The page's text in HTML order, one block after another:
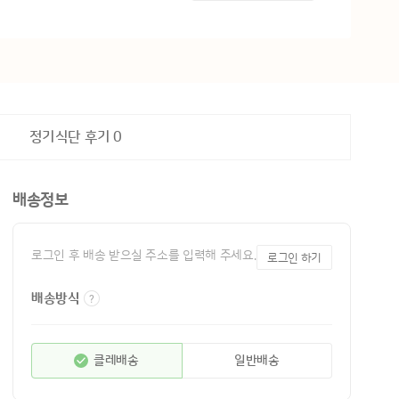
정기식단 후기0
배송정보
로그인 후 배송 받으실 주소를 입력해 주세요. 로그인 하기
배송방식
클레배송 일반배송